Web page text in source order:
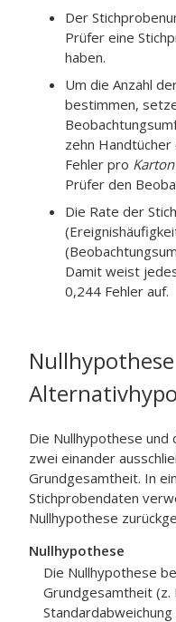
Der
Prüfer eine
haben.
Um die Anzahl
bestimmen,
zehn
Fehler pro Karton
Prüfer den
Die Rate der
Damit weist
0,244 Fehler auf.
Die Nullhypothese
zwei einander
Grundgesamtheit. In
Stichprobendaten
Nullhypothese
Nullhypothese
Die Nullhypothese
Grundgesamtheit